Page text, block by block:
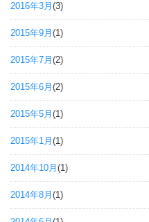
2016年3月 (3)
2015年9月 (1)
2015年7月 (2)
2015年6月 (2)
2015年5月 (1)
2015年1月 (1)
2014年10月 (1)
2014年8月 (1)